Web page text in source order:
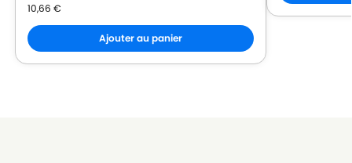
LG-
GOLDSTAR
LG-GOLDSTAR REY (Série)
10,66 €
Ajouter au panier